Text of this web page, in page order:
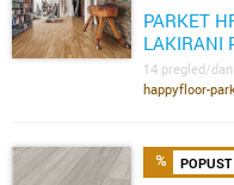
PARKET
LAKIRANI
14 pregled/dan
happyfloor-
POPUST